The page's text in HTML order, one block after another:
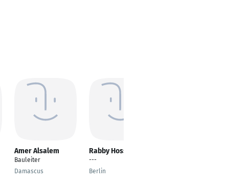
Amer Alsalem
Bauleiter
Damascus
Rabby Hossen
---
Berlin